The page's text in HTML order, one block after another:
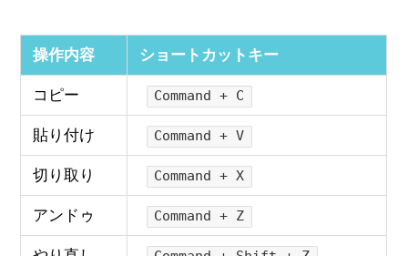
操作内容 ショートカットキー
コピー Command + C
貼り付け Command + V
切り取り Command + X
アンドゥ Command + Z